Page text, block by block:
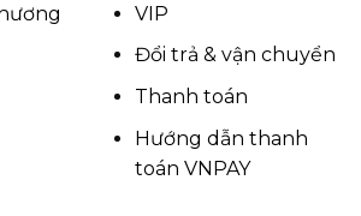
VIP
Đổi trả & vận chuyển
Thanh toán
Hướng dẫn thanh
toán VNPAY